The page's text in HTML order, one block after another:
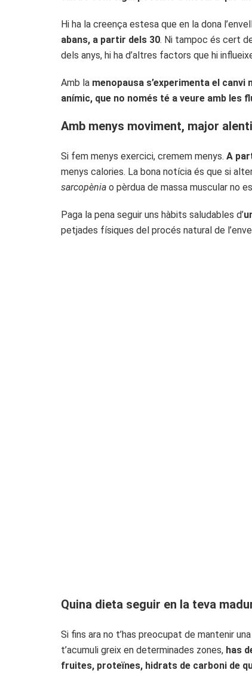
Hi ha la creença estesa que en la dona
abans, a partir dels 30. Ni tampoc és cert
dels anys, hi ha d’altres factors que hi
Amb la menopausa s’experimenta el canvi
anímic, que no només té a veure amb les
Amb menys moviment, major
Si fem menys exercici, cremem menys. A
menys calories. La bona notícia és que si
sarcopènia o pèrdua de massa muscular no
Paga la pena seguir uns hàbits saludables d’
petjades físiques del procés natural de
Quina dieta seguir en la teva
Si fins ara no t’has preocupat de mantenir
t’acumuli greix en determinades zones, has
fruites, proteïnes, hidrats de carboni de